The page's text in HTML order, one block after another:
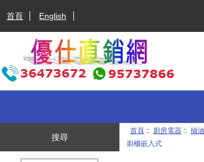
首頁 English
搜尋
首頁 :: 廚房電器 ::抽
廚櫃嵌入式